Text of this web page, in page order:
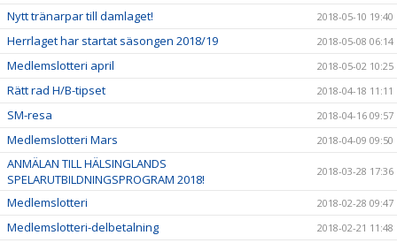
Nytt tränarpar till damlaget! 2018-05-10 19:40
Herrlaget har startat säsongen 2018/19 2018-05-08 06:14
Medlemslotteri april 2018-05-02 10:25
Rätt rad H/B-tipset 2018-04-18 11:11
SM-resa 2018-04-16 09:57
Medlemslotteri Mars 2018-04-09 09:50
ANMÄLAN TILL HÄLSINGLANDS
SPELARUTBILDNINGSPROGRAM 2018!
2018-03-28 17:36
Medlemslotteri 2018-02-28 09:47
Medlemslotteri-delbetalning 2018-02-21 11:48